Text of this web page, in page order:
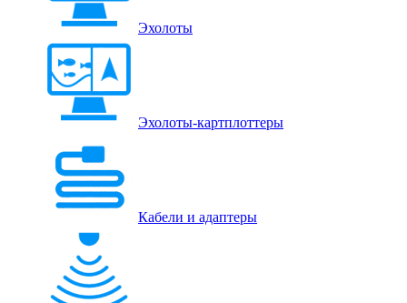
Эхолоты
Эхолоты-картплоттеры
Кабели и адаптеры